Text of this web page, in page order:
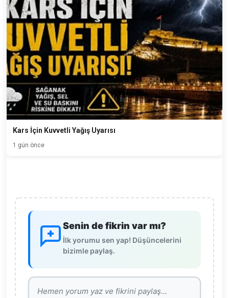
Kars İçin Kuvvetli Yağış Uyarısı
1 gün önce
Senin de fikrin var mı?
İlk yorumu sen yap! Düşüncelerini
bizimle paylaş.